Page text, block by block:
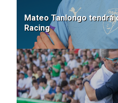
Mateo Tanlongo tendrá
Racing